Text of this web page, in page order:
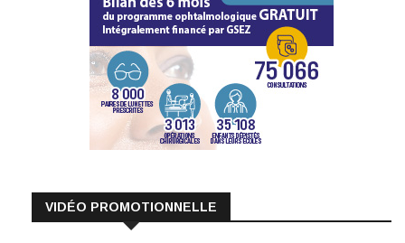
VIDÉO PROMOTIONNELLE